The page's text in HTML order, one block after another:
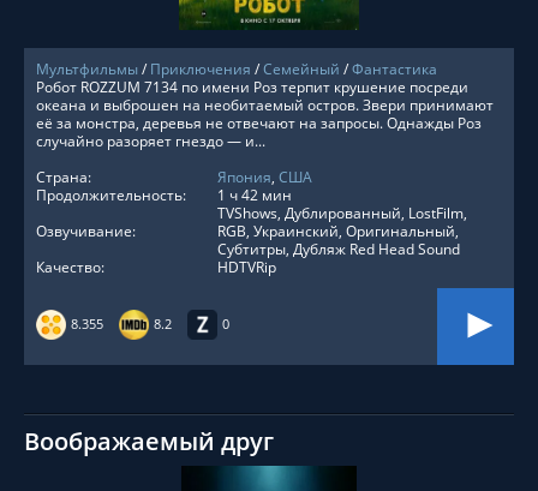
Мультфильмы/ Приключения /Семейный /Фантастика
8.355 8.2 0
Робот ROZZUM 7134 по имени Роз терпит крушение посреди
океана и выброшен на необитаемый остров. Звери принимают
её за монстра, деревья не отвечают на запросы. Однажды Роз
случайно разоряет гнездо — и...
Страна:
Япония, США
Продолжительность:
1 ч 42 мин
Озвучивание:
TVShows, Дублированный, LostFilm,
RGB, Украинский, Оригинальный,
Субтитры, Дубляж Red Head Sound
Качество:
HDTVRip
Воображаемый друг